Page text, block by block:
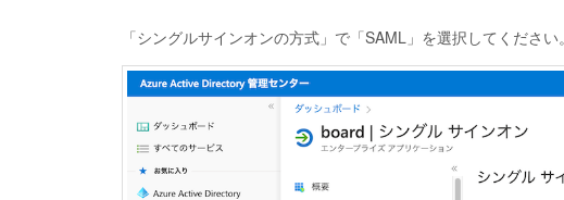
「シングルサインオンの方式」で「SAML」を選択してください。